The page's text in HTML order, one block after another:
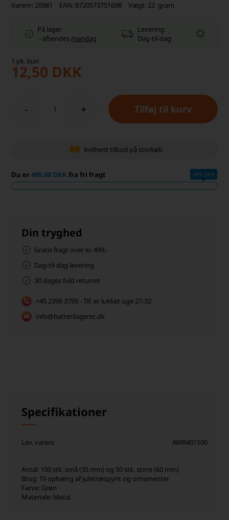
Varenr: 20981 EAN: 8720573751698 Vægt: 22 gram
På lager
- afsendes mandag
Levering:
Dag-til-dag
1 pk. kun
12,50 DKK
- +
Indhent tilbud på storkøb
Du er499,00 DKK fra fri fragt 499 DKK
Din tryghed
Gratis fragt over kr. 499,-
Dag-til-dag levering
30 dages fuld returret
+45 2398 3795 - Tlf. er lukket uge 27-32
info@batterilageret.dk
Specifikationer
Lev. varenr. AWR401590
Antal: 100 stk. små (35 mm) og 50 stk. store (60 mm)
Brug: Til ophæng af juletræspynt og ornamenter
Farve: Grøn
Materiale: Metal